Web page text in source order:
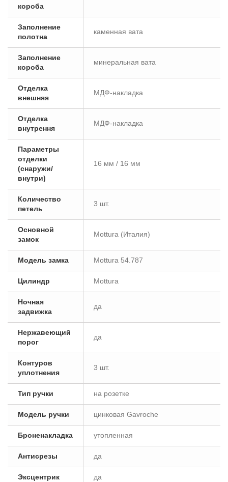
короба
Заполнение
полотна
каменная вата
Заполнение
короба
минеральная вата
Отделка
внешняя
МДФ-накладка
Отделка
внутрення
МДФ-накладка
Параметры
отделки
(снаружи/
внутри)
16 мм / 16 мм
Количество
петель
3 шт.
Основной
замок
Mottura (Италия)
Модель замка Mottura 54.787
Цилиндр Mottura
Ночная
задвижка
да
Нержавеющий
порог
да
Контуров
уплотнения
3 шт.
Тип ручки на розетке
Модель ручки цинковая Gavroche
Броненакладка утопленная
Антисрезы да
Эксцентрик да